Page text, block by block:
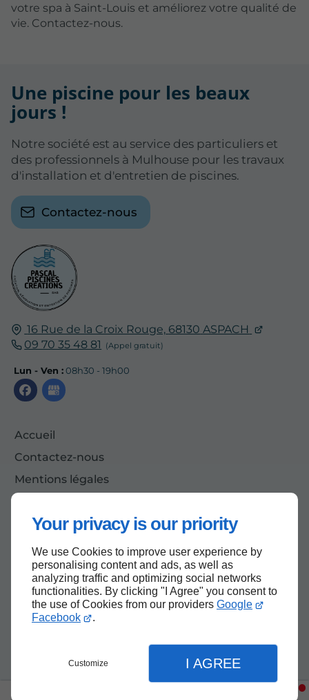
Your privacy is our priority
We use Cookies to improve user experience by
personalising content and ads, as well as
analyzing traffic and optimizing social networks
functionalities. By clicking "I Agree" you consent to
the use of Cookies from our providers Google
Facebook
.
Customize I AGREE
votre spa à Saint-Louis et améliorez votre qualité de
vie. Contactez-nous.
16 Rue de la Croix Rouge, 68130 ASPACH
09 70 35 48 81
Lun - Ven :08h30 - 19h00
Accueil
Contactez-nous
Mentions légales
Une piscine pour les beaux
jours !
Notre société est au service des particuliers et
des professionnels à Mulhouse pour les travaux
d'installation et d'entretien de piscines.
Contactez-nous
Haut de page